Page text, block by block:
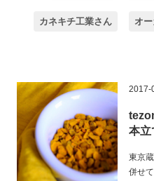
カネキチ工業さん オ
2017-
本立
東京
併せ